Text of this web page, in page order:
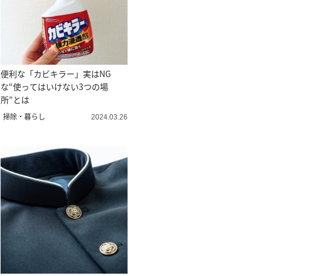
便利な「カビキラー」実はNG
な“使ってはいけない3つの場
所”とは
掃除・暮らし 2024.03.26